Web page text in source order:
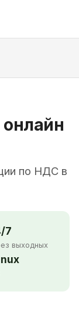
по НДС в
7
выходных